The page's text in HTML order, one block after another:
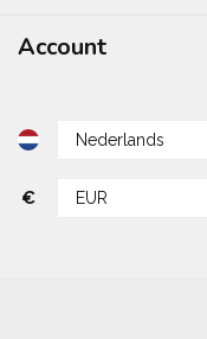
Account
€